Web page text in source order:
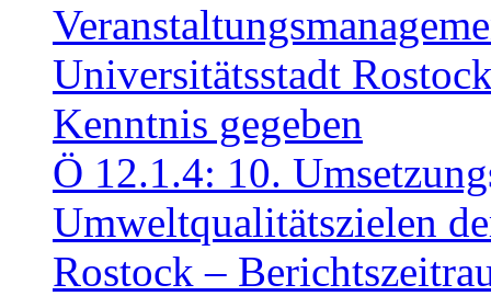
Universitätsstadt
Kenntnis gegeben
Ö 12.1.4: 10.
Umweltqualitätszielen
Rostock –